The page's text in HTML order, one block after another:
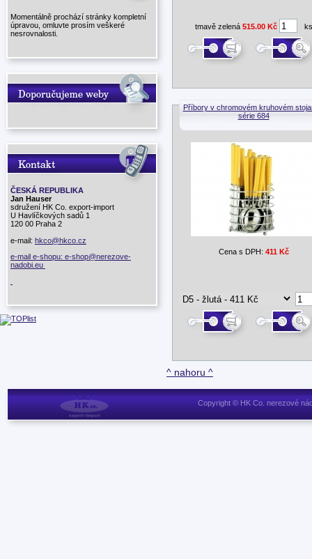
Momentálně prochází stránky kompletní
úpravou, omluvte prosím veškeré
nesrovnalosti.
ČESKÁ REPUBLIKA
Jan Hauser
sdružení HK Co. export-import
U Havlíčkových sadů 1
120 00 Praha 2
e-mail: hkco@hkco.cz
e-mail e-shopu: e-shop@nerezove-
nadobi.eu
tmavě zelená 515.00 Kč ks
Příbory v chromovém kruhovém
série 684
Cena s DPH: 411 Kč
^ nahoru ^
Copyright © HK Co. nerezové